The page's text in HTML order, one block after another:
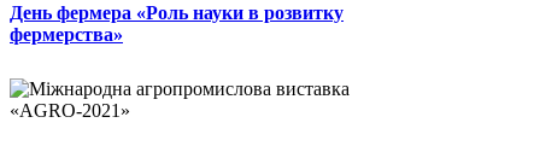
День фермера «Роль науки в розвитку
фермерства»